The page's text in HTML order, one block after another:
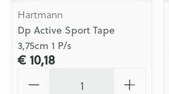
Hartmann
Dp Active Sport Tape
3,75cm 1 P/s
€ 10,18